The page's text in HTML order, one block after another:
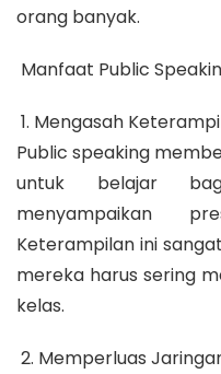
orang banyak.
Manfaat Public
1. Mengasah
Public speaking
untuk belajar
menyampaikan
Keterampilan ini
mereka harus sering
kelas.
2. Memperluas